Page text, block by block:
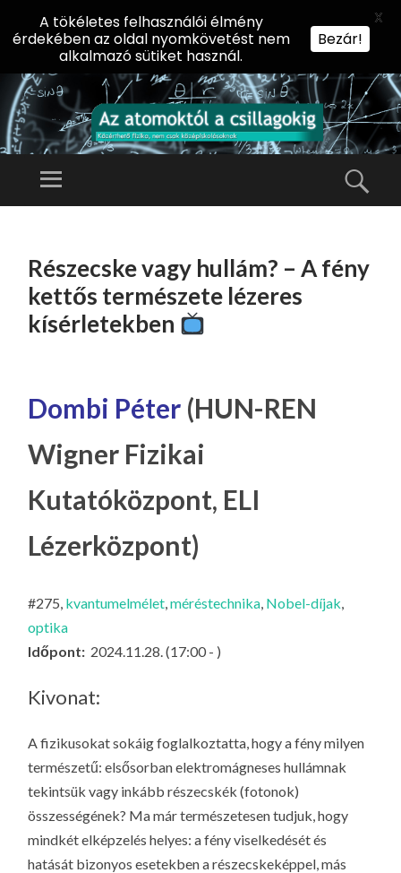
AZ
KT
Ó
IL
LA
KI
Előadássorozat
Természettudományi
Kar Fizikai
Menü
TARTALOMHOZ
Részecske vagy hullám? – A fény
kettős természete lézeres
kísérletekben
Dombi Péter (HUN-REN
Wigner Fizikai
Kutatóközpont, ELI
Lézerközpont)
#275, kvantumelmélet,méréstechnika, Nobel-díjak,
optika
Időpont: 2024.11.28. (17:00 - )
Kivonat:
A fizikusokat sokáig foglalkoztatta, hogy a fény milyen
természetű: elsősorban elektromágneses hullámnak
tekintsük vagy inkább részecskék (fotonok)
összességének? Ma már természetesen tudjuk, hogy
mindkét elképzelés helyes: a fény viselkedését és
hatását bizonyos esetekben a részecskeképpel, más
A tökéletes felhasználói élmény
érdekében az oldal nyomkövetést nem
alkalmazó sütiket használ.
Bezár!
X